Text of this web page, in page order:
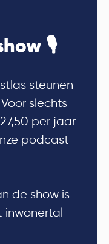
🎙
steunen
Voor slechts
per jaar
podcast
de show is
inwonertal